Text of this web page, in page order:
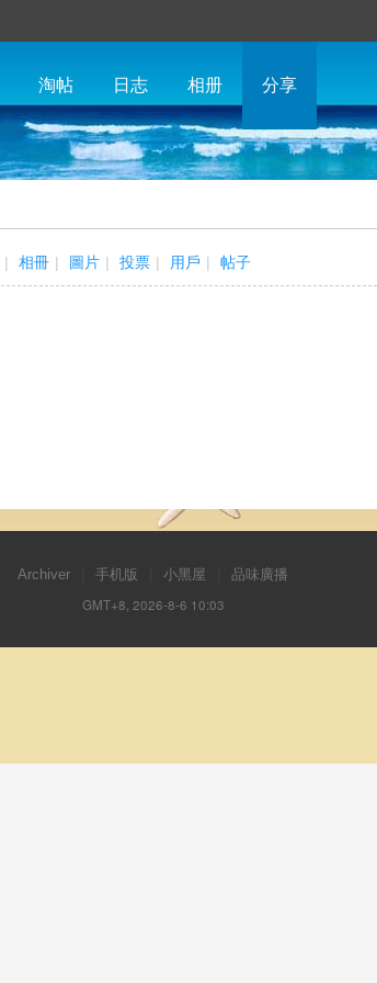
淘帖 日志 相册 分享
| 相冊 | 圖片 | 投票 | 用戶 | 帖子
Archiver 手机版 小黑屋 品味廣播
GMT+8, 2026-8-6 10:03